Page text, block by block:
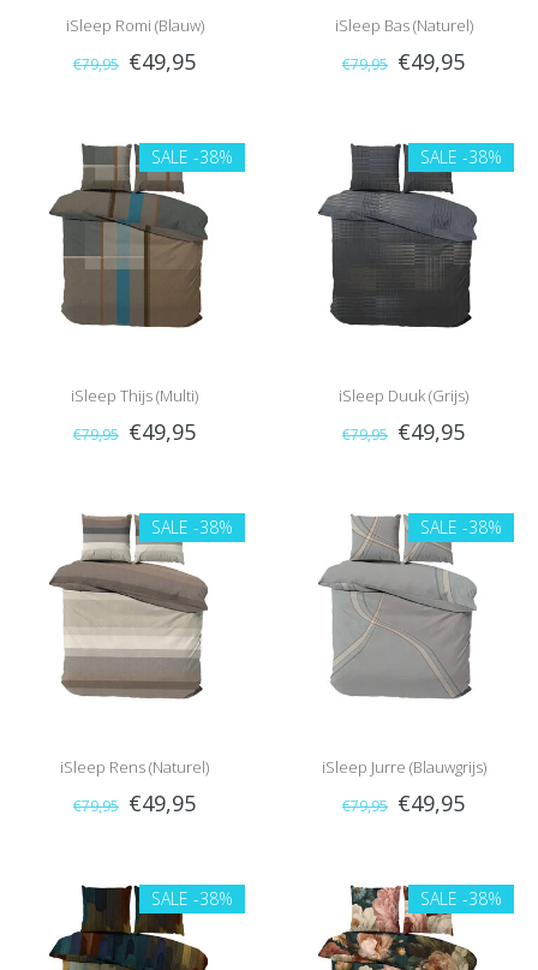
iSleep Romi (Blauw)
€79,95 €49,95
iSleep Bas (Naturel)
€79,95 €49,95
SALE -38%
iSleep Thijs (Multi)
€79,95 €49,95
SALE -38%
iSleep Duuk (Grijs)
€79,95 €49,95
SALE -38%
iSleep Rens (Naturel)
€79,95 €49,95
SALE -38%
iSleep Jurre (Blauwgrijs)
€79,95 €49,95
SALE -38% SALE -38%